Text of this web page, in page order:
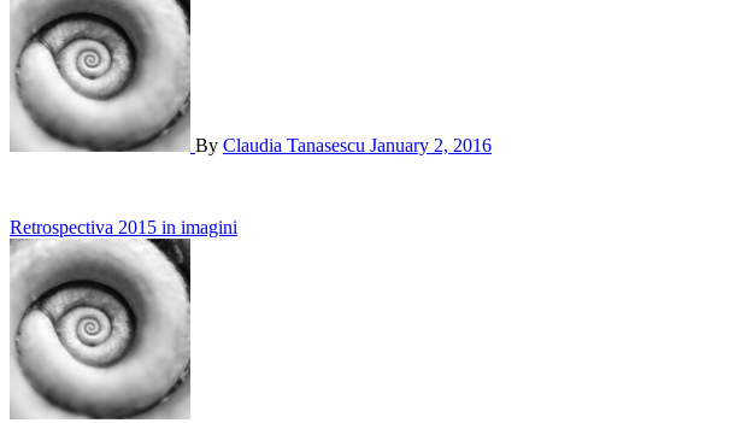
By Claudia Tanasescu January 2, 2016
Post
navigation
Retrospectiva 2015 in imagini